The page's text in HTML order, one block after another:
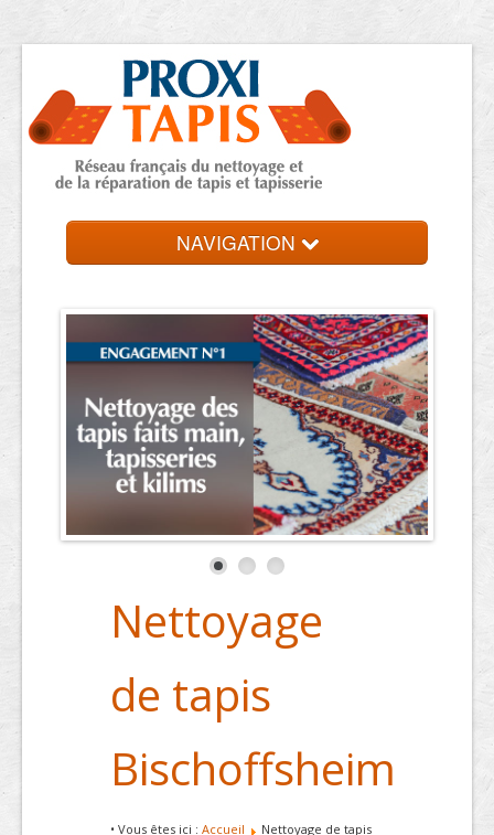
NAVIGATION
Nettoyage
de tapis
Bischoffsheim
• Vous êtes ici : Accueil
Nettoyage de tapis